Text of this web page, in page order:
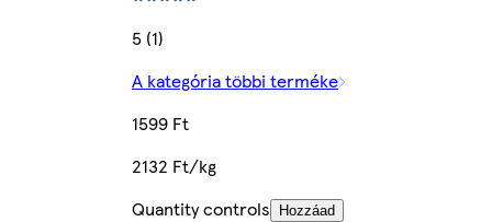
5 (1)
A kategória többi terméke
1599 Ft
2132 Ft/kg
Quantity controls
Hozzáad